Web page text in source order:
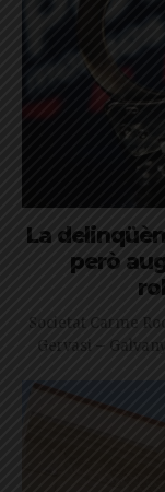
La
però
Societat Carme Rocamora i Seguí
Gervasi –